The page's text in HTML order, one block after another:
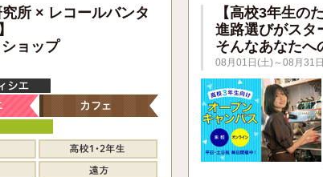
所 × レコールバンタ
ョップ
【高校3年生の
進路選びがスタ
そんなあなたへ
08月01日(土)～08月31